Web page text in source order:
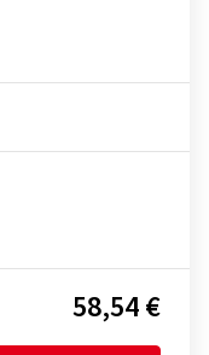
58,54 €